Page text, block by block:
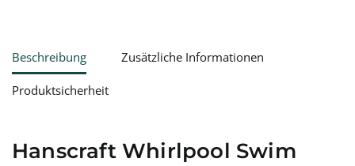
Beschreibung Zusätzliche Informationen
Produktsicherheit
Hanscraft Whirlpool Swim